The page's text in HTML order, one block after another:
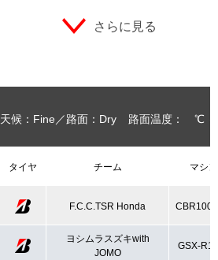
さらに見る
天候：Fine 路面：Dry
路面温度： ℃
タイヤ チーム マシン
F.C.C.TSR Honda
ヨシムラスズキwith
JOMO
GSX-